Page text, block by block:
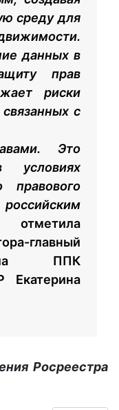
среду для
данных в
прав
риски
с
Это
правового
главный
ППК
Екатерина
Росреестра